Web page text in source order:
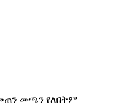
መጠን መጫን የለበትም